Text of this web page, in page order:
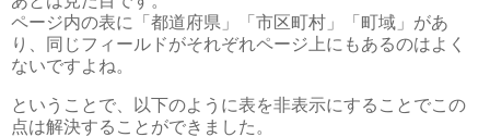
ページ内の表に「都道府県」「市区町村」「町域」があ
り、同じフィールドがそれぞれページ上にもあるのはよく
ないですよね。
ということで、以下のように表を非表示にすることでこの
点は解決することができました。